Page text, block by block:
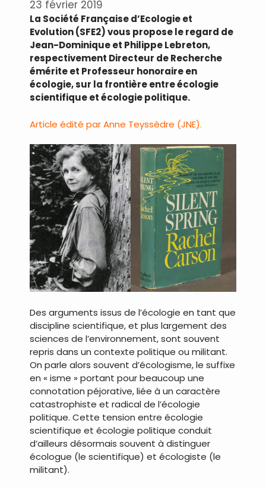
23 février 2019
La Société Française d’Ecologie et
Evolution (SFE2) vous propose le regard de
Jean-Dominique et Philippe Lebreton,
respectivement Directeur de Recherche
émérite et Professeur honoraire en
écologie, sur la frontière entre écologie
scientifique et écologie politique.
Article édité par Anne Teyssèdre (JNE).
Des arguments issus de l’écologie en tant que
discipline scientifique, et plus largement des
sciences de l’environnement, sont souvent
repris dans un contexte politique ou militant.
On parle alors souvent d’écologisme, le suffixe
en « isme » portant pour beaucoup une
connotation péjorative, liée à un caractère
catastrophiste et radical de l’écologie
politique. Cette tension entre écologie
scientifique et écologie politique conduit
d’ailleurs désormais souvent à distinguer
écologue (le scientifique) et écologiste (le
militant).